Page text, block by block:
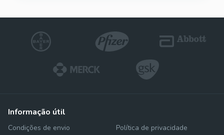
informação útil
Condições de envio
Política de privacidade